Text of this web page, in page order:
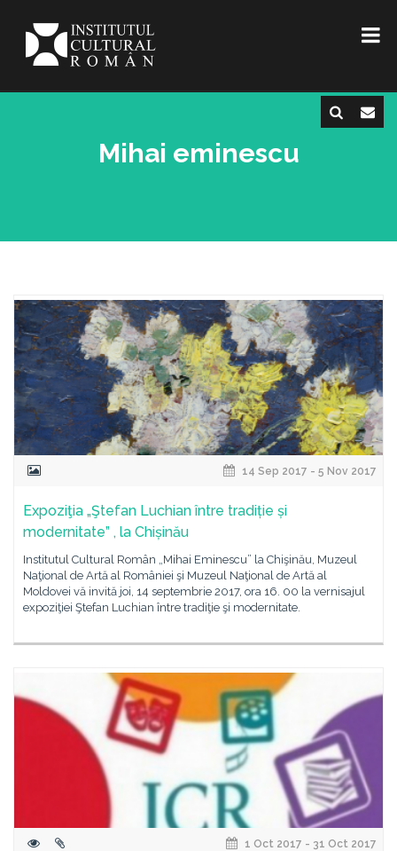
Mihai eminescu
14 Sep 2017 - 5 Nov 2017
Expoziţia „Ştefan Luchian între tradiție și
modernitate” , la Chișinău
Institutul Cultural Român „Mihai Eminescu” la Chişinău, Muzeul
Naţional de Artă al României şi Muzeul Naţional de Artă al
Moldovei vă invită joi, 14 septembrie 2017, ora 16. 00 la vernisajul
expoziţiei Ştefan Luchian între tradiţie şi modernitate.
1 Oct 2017 - 31 Oct 2017